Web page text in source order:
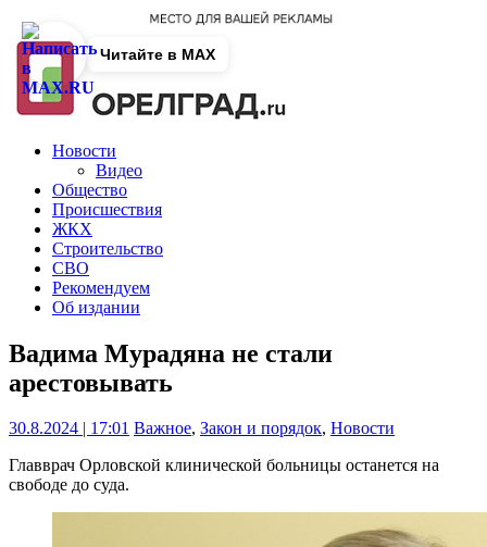
Новости
Видео
Общество
Происшествия
ЖКХ
Строительство
СВО
Рекомендуем
Об издании
Вадима Мурадяна не стали
арестовывать
30.8.2024 | 17:01 Важное, Закон и порядок, Новости
Главврач Орловской клинической больницы останется на
свободе до суда.
Читайте в MAX